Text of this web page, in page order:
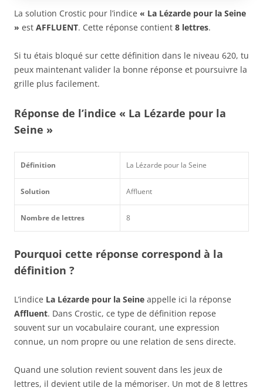
La solution Crostic pour l’indice « La Lézarde pour la Seine
» est AFFLUENT. Cette réponse contient 8 lettres.
Si tu étais bloqué sur cette définition dans le niveau 620, tu
peux maintenant valider la bonne réponse et poursuivre la
grille plus facilement.
Réponse de l’indice « La Lézarde pour la
Seine »
Définition La Lézarde pour la Seine
Solution Affluent
Nombre de lettres 8
Pourquoi cette réponse correspond à la
définition ?
L’indice La Lézarde pour la Seine appelle ici la réponse
Affluent. Dans Crostic, ce type de définition repose
souvent sur un vocabulaire courant, une expression
connue, un nom propre ou une relation de sens directe.
Quand une solution revient souvent dans les jeux de
lettres, il devient utile de la mémoriser. Un mot de 8 lettres